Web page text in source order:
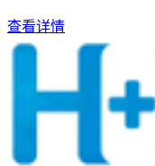
查看详情